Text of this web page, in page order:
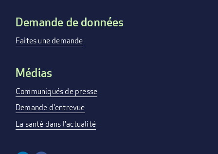
Demande de données
Faites une demande
Médias
Communiqués de presse
Demande d'entrevue
La santé dans l'actualité